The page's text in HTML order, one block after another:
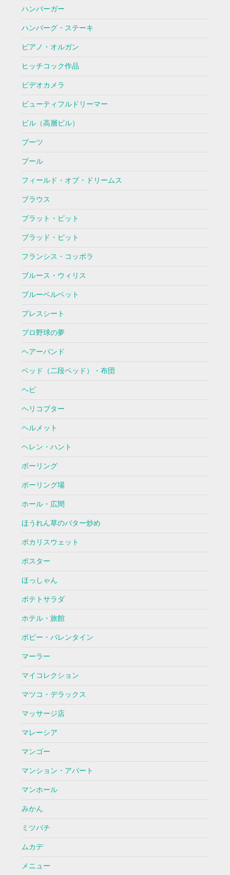
ハンバーガー
ハンバーグ・ステーキ
ピアノ・オルガン
ヒッチコック作品
ビデオカメラ
ビューティフルドリーマー
ビル（高層ビル）
ブーツ
プール
フィールド・オブ・ドリームス
ブラウス
ブラット・ピット
ブラッド・ピット
フランシス・コッポラ
ブルース・ウィリス
ブルーベルベット
プレスシート
プロ野球の夢
ヘアーバンド
ベッド（二段ベッド）・布団
ヘビ
ヘリコプター
ヘルメット
ヘレン・ハント
ボーリング
ボーリング場
ホール・広間
ほうれん草のバター炒め
ポカリスウェット
ポスター
ほっしゃん
ポテトサラダ
ホテル・旅館
ボビー・バレンタイン
マーラー
マイコレクション
マツコ・デラックス
マッサージ店
マレーシア
マンゴー
マンション・アパート
マンホール
みかん
ミツバチ
ムカデ
メニュー